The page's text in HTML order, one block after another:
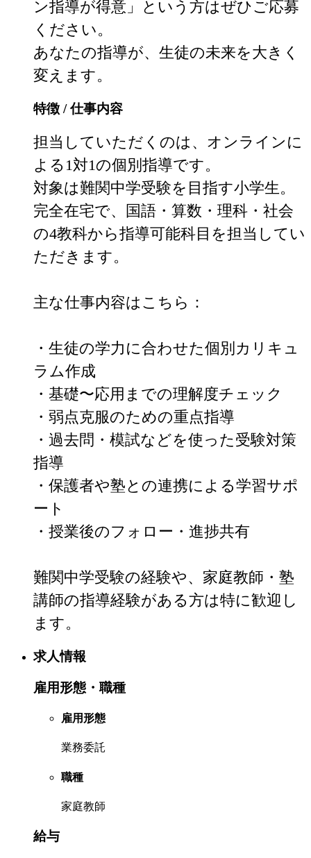
ン指導が得意」という方はぜひご応募
ください。
あなたの指導が、生徒の未来を大きく
変えます。
特徴 / 仕事内容
担当していただくのは、オンラインに
よる1対1の個別指導です。
対象は難関中学受験を目指す小学生。
完全在宅で、国語・算数・理科・社会
の4教科から指導可能科目を担当してい
ただきます。
主な仕事内容はこちら：
・生徒の学力に合わせた個別カリキュ
ラム作成
・基礎〜応用までの理解度チェック
・弱点克服のための重点指導
・過去問・模試などを使った受験対策
指導
・保護者や塾との連携による学習サポ
ート
・授業後のフォロー・進捗共有
難関中学受験の経験や、家庭教師・塾
講師の指導経験がある方は特に歓迎し
ます。
求人情報
雇用形態・職種
雇用形態
業務委託
職種
家庭教師
給与